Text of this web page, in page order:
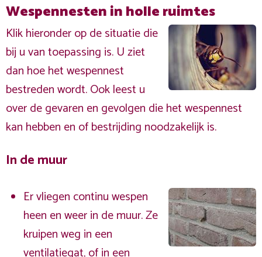
Wespennesten in holle ruimtes
Klik hieronder op de situatie die
bij u van toepassing is. U ziet
dan hoe het wespennest
bestreden wordt. Ook leest u
over de gevaren en gevolgen die het wespennest
kan hebben en of bestrijding noodzakelijk is.
In de muur
Er vliegen continu wespen
heen en weer in de muur. Ze
kruipen weg in een